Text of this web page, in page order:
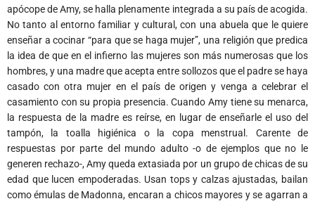
apócope de Amy, se halla plenamente integrada a su país de acogida.
No tanto al entorno familiar y cultural, con una abuela que le quiere
enseñar a cocinar “para que se haga mujer”, una religión que predica
la idea de que en el infierno las mujeres son más numerosas que los
hombres, y una madre que acepta entre sollozos que el padre se haya
casado con otra mujer en el país de origen y venga a celebrar el
casamiento con su propia presencia. Cuando Amy tiene su menarca,
la respuesta de la madre es reírse, en lugar de enseñarle el uso del
tampón, la toalla higiénica o la copa menstrual. Carente de
respuestas por parte del mundo adulto -o de ejemplos que no le
generen rechazo-, Amy queda extasiada por un grupo de chicas de su
edad que lucen empoderadas. Usan tops y calzas ajustadas, bailan
como émulas de Madonna, encaran a chicos mayores y se agarran a